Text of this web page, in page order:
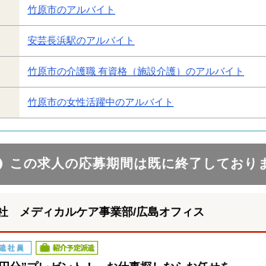
竹原市のアルバイト
安芸長浜駅のアルバイト
竹原市の介護職 有資格（施設介護）のアルバイト
竹原市の女性活躍中のアルバイト
この求人の応募期間は既に終了しており
メディカルケア事業部/広島オフィス
紹介予定派遣